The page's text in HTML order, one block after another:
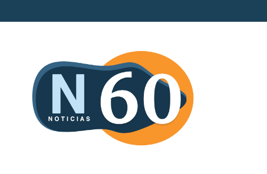
que serían comercializados durante la Feria de las Flores